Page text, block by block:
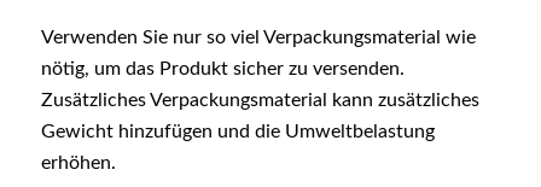
Verwenden Sie nur so viel Verpackungsmaterial wie
nötig, um das Produkt sicher zu versenden.
Zusätzliches Verpackungsmaterial kann zusätzliches
Gewicht hinzufügen und die Umweltbelastung
erhöhen.